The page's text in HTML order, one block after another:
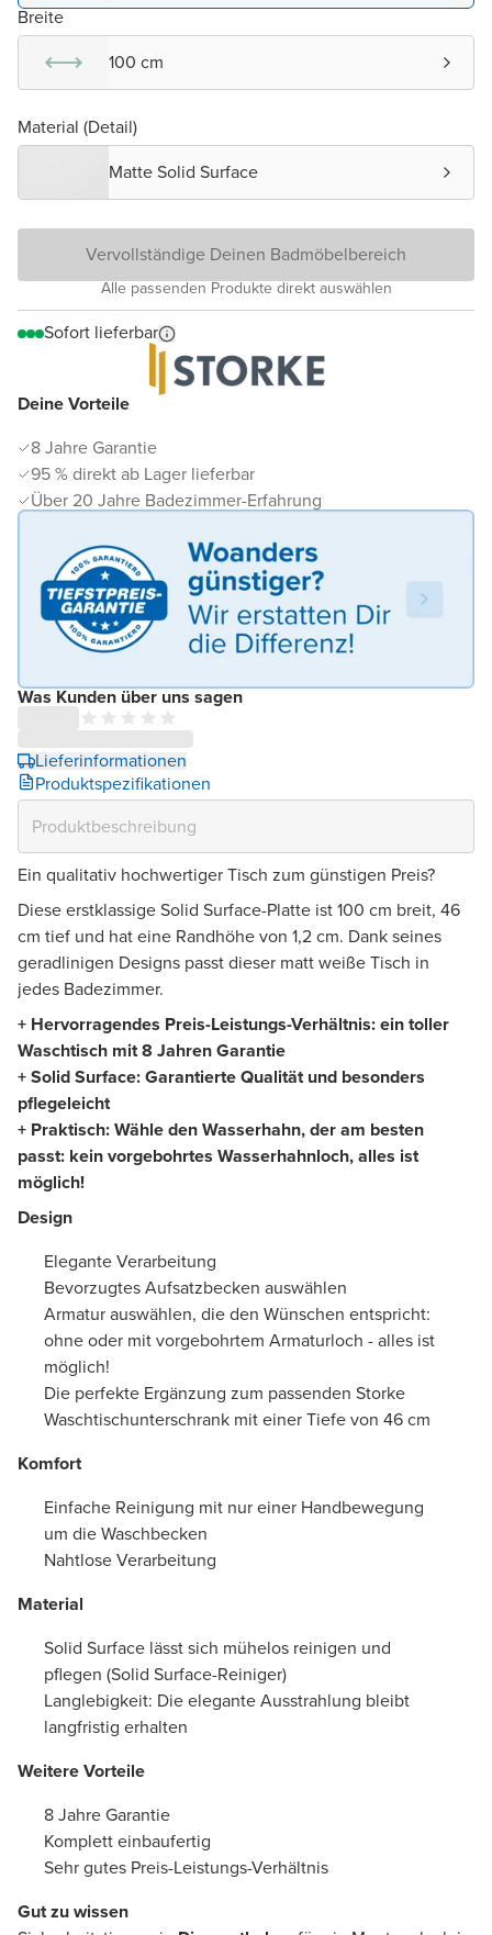
Deine Vorteile
8 Jahre Garantie
95 % direkt ab Lager lieferbar
Über 20 Jahre Badezimmer-Erfahrung
Was Kunden über uns sagen
Lieferinformationen
Produktspezifikationen
Breite
100 cm
Material (Detail)
Matte Solid Surface
Vervollständige Deinen Badmöbelbereich
Alle passenden Produkte direkt auswählen
Sofort lieferbar
Ein qualitativ hochwertiger Tisch zum günstigen Preis?
Diese erstklassige Solid Surface-Platte ist 100 cm breit, 46
cm tief und hat eine Randhöhe von 1,2 cm. Dank seines
geradlinigen Designs passt dieser matt weiße Tisch in
jedes Badezimmer.
+ Hervorragendes Preis-Leistungs-Verhältnis: ein toller
Waschtisch mit 8 Jahren Garantie
+ Solid Surface: Garantierte Qualität und besonders
pflegeleicht
+ Praktisch: Wähle den Wasserhahn, der am besten
passt: kein vorgebohrtes Wasserhahnloch, alles ist
möglich!
Design
Elegante Verarbeitung
Bevorzugtes Aufsatzbecken auswählen
Armatur auswählen, die den Wünschen entspricht:
ohne oder mit vorgebohrtem Armaturloch - alles ist
möglich!
Die perfekte Ergänzung zum passenden Storke
Waschtischunterschrank mit einer Tiefe von 46 cm
Komfort
Einfache Reinigung mit nur einer Handbewegung
um die Waschbecken
Nahtlose Verarbeitung
Material
Solid Surface lässt sich mühelos reinigen und
pflegen (Solid Surface-Reiniger)
Langlebigkeit: Die elegante Ausstrahlung bleibt
langfristig erhalten
Weitere Vorteile
8 Jahre Garantie
Komplett einbaufertig
Sehr gutes Preis-Leistungs-Verhältnis
Gut zu wissen